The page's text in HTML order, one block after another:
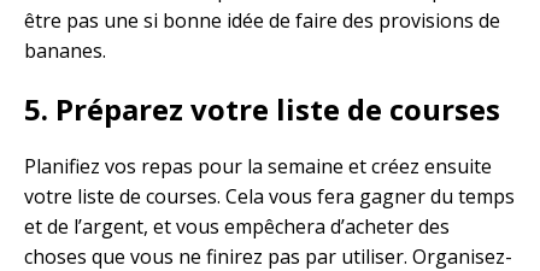
être pas une si bonne idée de faire des provisions de
bananes.
5. Préparez votre liste de courses
Planifiez vos repas pour la semaine et créez ensuite
votre liste de courses. Cela vous fera gagner du temps
et de l’argent, et vous empêchera d’acheter des
choses que vous ne finirez pas par utiliser. Organisez-